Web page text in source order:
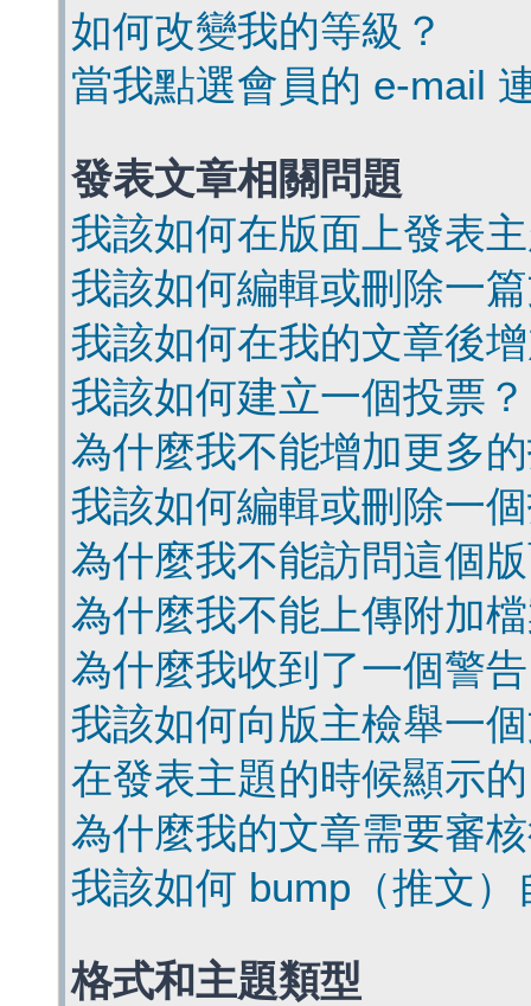
如何改變我的等級？
當我點選會員的 e-mail
發表文章相關問題
我該如何在版面上發表
我該如何編輯或刪除一
我該如何在我的文章後
我該如何建立一個投票？
為什麼我不能增加更多
我該如何編輯或刪除一
為什麼我不能訪問這個
為什麼我不能上傳附加
為什麼我收到了一個警
我該如何向版主檢舉一
在發表主題的時候顯示
為什麼我的文章需要審
我該如何 bump（推文
格式和主題類型